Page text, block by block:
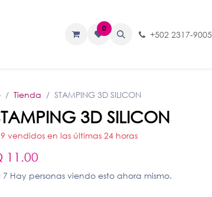
0
+502 2317-9005
Tienda STAMPING 3D SILICON
3D SILICON
9 vendidos en las últimas 24 horas
11.00
7 Hay personas viendo esto ahora mismo.